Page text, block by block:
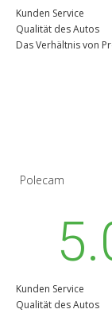
Kunden Service
Qualität des Autos
Das Verhältnis von
Polecam
Kunden Service
Qualität des Autos